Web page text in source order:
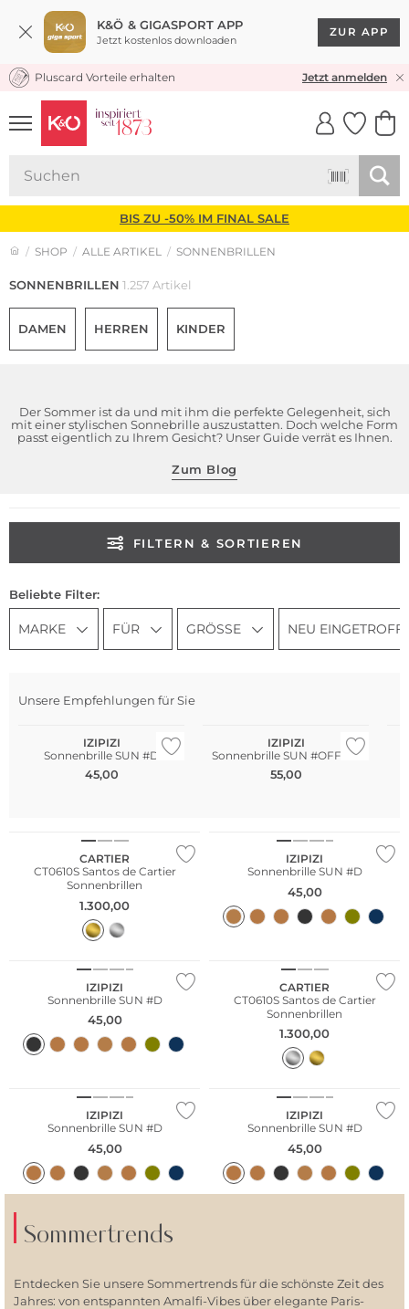
K&Ö & GIGASPORT APP
Jetzt kostenlos downloaden
ZUR APP
30 TAGE RÜCKGABERECHT
Pluscard Vorteile erhalten Jetzt anmelden
UNSERE APP
CLICK &
BIS ZU -50% IM FINAL SALE
SHOP ALLE ARTIKEL SONNENBRILLEN
SONNENBRILLEN 1.257 Artikel
DAMEN HERREN KINDER
Der Sommer ist da und mit ihm die perfekte Gelegenheit, sich
mit einer stylischen Sonnebrille auszustatten. Doch welche Form
passt eigentlich zu Ihrem Gesicht? Unser Guide verrät es Ihnen.
Zum Blog
FILTERN & SORTIEREN
Beliebte Filter:
MARKE FÜR GRÖSSE NEU
Unsere Empfehlungen für Sie
Nachhaltig
IZIPIZI
Sonnenbrille SUN #D
45,00
IZIPIZI
Sonnenbrille SUN #OFFICE
55,00
CARTIER
CT0610S Santos de Cartier
Sonnenbrillen
1.300,00
IZIPIZI
Sonnenbrille SUN #D
45,00
IZIPIZI
Sonnenbrille SUN #D
45,00
CARTIER
CT0610S Santos de Cartier
Sonnenbrillen
1.300,00
IZIPIZI
Sonnenbrille SUN #D
45,00
IZIPIZI
Sonnenbrille SUN #D
45,00
Sommertrends
Entdecken Sie unsere Sommertrends für die schönste Zeit des
Jahres: von entspannten Amalfi-Vibes über elegante Paris-